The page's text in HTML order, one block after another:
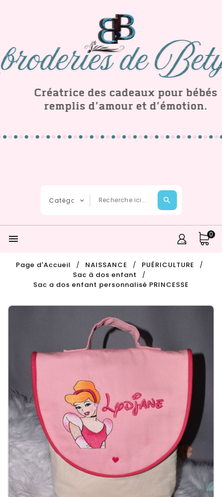
 0
Page d'Accueil NAISSANCE
PUÉRICULTURE
Sac à dos enfant
Sac a dos enfant personnalisé PRINCESSE